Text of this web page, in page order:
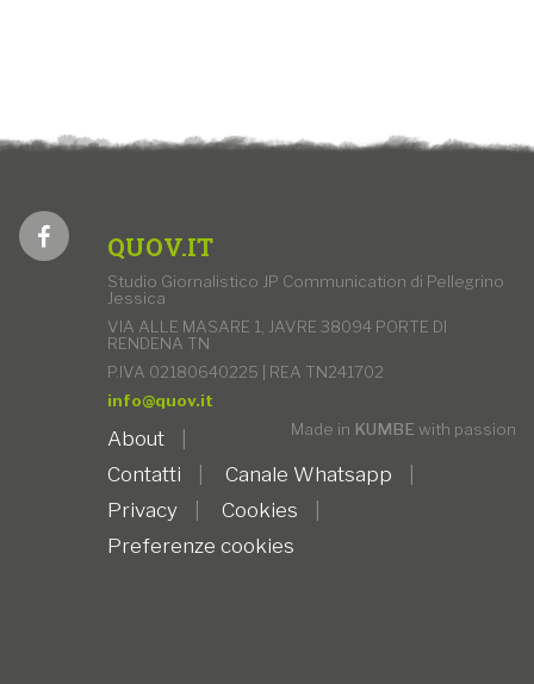
QUOV.IT
Studio Giornalistico JP Communication di Pellegrino
Jessica
VIA ALLE MASARE 1, JAVRE 38094 PORTE DI
RENDENA TN
P.IVA 02180640225 | REA TN241702
info@quov.it
Made in KUMBE with passion
About
Contatti
Canale Whatsapp
Privacy
Cookies
Preferenze cookies